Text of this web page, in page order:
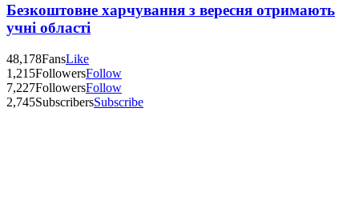
Безкоштовне харчування з вересня отримають
учні області
48,178FansLike
1,215FollowersFollow
7,227FollowersFollow
2,745SubscribersSubscribe